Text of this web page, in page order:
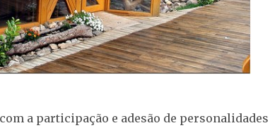
a participação e adesão de personalidades